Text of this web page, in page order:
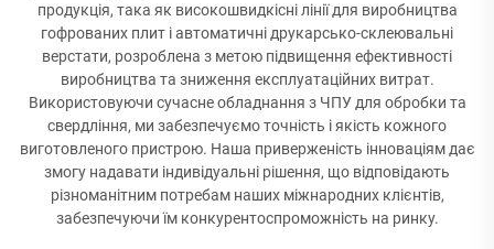
продукція, така як високошвидкісні лінії для виробництва
гофрованих плит і автоматичні друкарсько-склеювальні
верстати, розроблена з метою підвищення ефективності
виробництва та зниження експлуатаційних витрат.
Використовуючи сучасне обладнання з ЧПУ для обробки та
свердління, ми забезпечуємо точність і якість кожного
виготовленого пристрою. Наша приверженість інноваціям дає
змогу надавати індивідуальні рішення, що відповідають
різноманітним потребам наших міжнародних клієнтів,
забезпечуючи їм конкурентоспроможність на ринку.